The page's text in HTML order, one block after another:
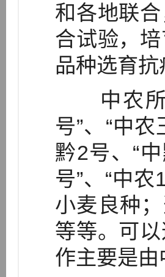
和各地联
合试验，
品种选育
中农所
号”、“中
黔2号、“
号”、“中
小麦良种
等等。可
作主要是